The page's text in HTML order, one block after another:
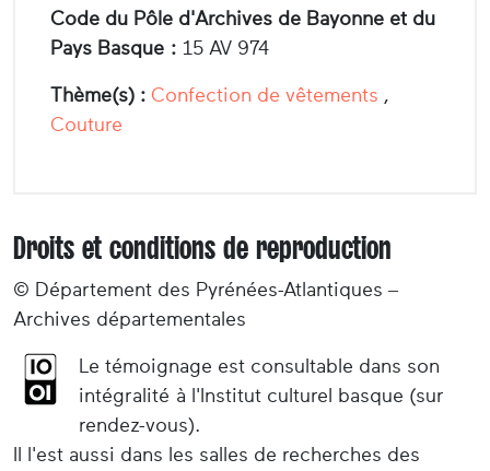
Code du Pôle d'Archives de Bayonne et du
Pays Basque : 15 AV 974
Thème(s) : Confection de vêtements ,
Couture
Droits et conditions de reproduction
© Département des Pyrénées-Atlantiques –
Archives départementales
Le témoignage est consultable dans son
intégralité à l'Institut culturel basque (sur
rendez-vous).
Il l'est aussi dans les salles de recherches des